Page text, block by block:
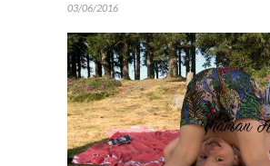
03/06/2016